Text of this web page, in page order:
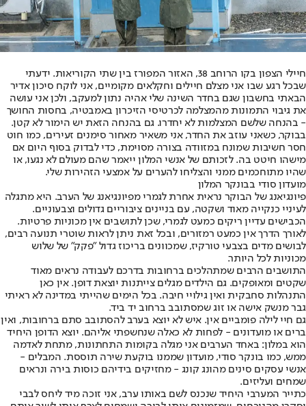
חיילי הצפון בקו הרוחב 38, האזור המפורז בין שתי הקוריאות. ידעתי
שבכל רגע שבו אני מצלם חיילים וחקלאים מקומיים, אני לוקח סיכון אדיר
הבאתי בחשבון שגם בחדר השינה שלי אהיה נתון למעקב, ולכן אני עושה
את גיבוי התמונות מהמצלמה לכרטיסי הזיכרון באמבטיה, בחסות החושך
- בהנחה שלשם המצלמות לא יחדרו. גם בהנחה הזאת יש הימור לא קטן.
בבוקר, כשאני עוזב את החדר, אני משאיר מאחור סימנים זעירים, כמו חוט
חסר חשיבות שמונח במזוודה בצורה מסוימת, כדי לבדוק בסוף היום אם
מישהו חיטט בה. לזכותם של אנשי המלון ייאמר שהם מעולם לא נגעו, או
שהיו מתוחכמים ממני והצליחו להערים על אמצעי הזהירות שלי.
מועדון סודי בבונקר המלון
פיונגיאנג של הבוקר נראית אחרת לגמרי מפיונגיאנג של הערב. היא מתגלה
לעיניי כנקייה מאוד ושקטה, עם בניינים ציבוריים גדולים וצבעוניים.
הכבישים עדיין ריקים כמעט לגמרי, שכן לתושבים אין מכוניות פרטיות.
לאורך הדרך אין כמעט רמזורים, ובכל זאת ניתן לראות שוטרי תנועה רבים,
לבושים מדים בצבעי טורקיז, שמכוונים בריכוז גדול "פקק" של שלוש
מכוניות לכל היותר.
התושבים הרבים שמתהלכים ברחובות בדרכם לעבודה נראים מאוד
שקטים ומאופקים. גם הילדים מגלים צייתנות יוצאת דופן. אין כאן
התנהלות סחבקית ואין גילויי חיבה. בכל הימים שהייתי במדינה לא ראיתי
גבר מנשק אישה או זוג שמסתובב ברחוב יד ביד.
גם חיי לילה פומביים אין. איש לא יוצא בערב להסתובב סתם ברחובות, ואין
ברים או מועדונים - לפחות לא כאלה שנחשפתי אליהם. יוצא הדופן היחיד
הוא במלון: באחד הערבים אני מגלה בקומות התחתונות, מתחת לאדמה
ממש, כמו בונקר סודי, מועדון שממנו בוקעת שירה תוססת. המבלים -
אנשי עסקים סינים מהונג קונג - מחזיקים בידיהם כוסות בירה ונראים
שמחים ועליזים.
כתייר המערבי היחיד שנכנס לשם באותו ערב, אני זוכה מיד ליחס לבבי